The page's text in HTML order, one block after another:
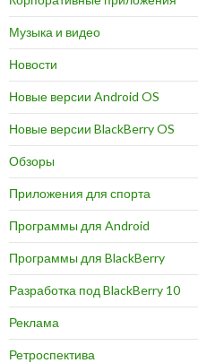
Музыка и видео
Новости
Новые версии Android OS
Новые версии BlackBerry OS
Обзоры
Приложения для спорта
Программы для Android
Программы для BlackBerry
Разработка под BlackBerry 10
Реклама
Ретроспектива